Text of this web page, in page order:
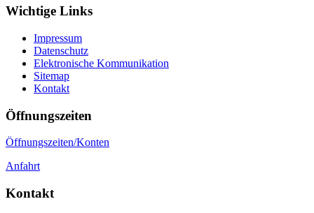
Wichtige Links
Impressum
Datenschutz
Elektronische Kommunikation
Sitemap
Kontakt
Öffnungszeiten
Öffnungszeiten/Konten
Anfahrt
Kontakt